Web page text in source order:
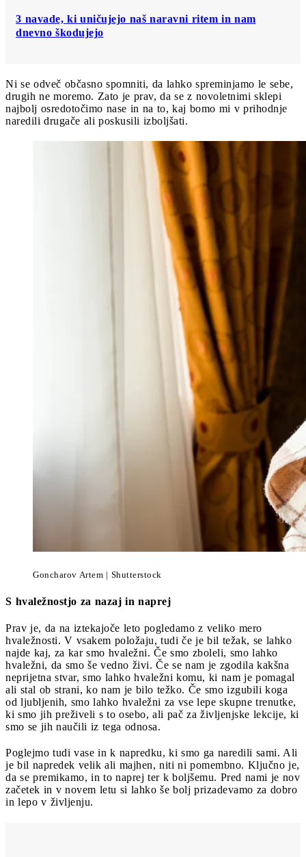
3 navade, ki uničujejo naš naravni ritem in nam
dnevno škodujejo
Ni se odveč občasno spomniti, da lahko spreminjamo le sebe,
drugih ne moremo. Zato je prav, da se z novoletnimi sklepi
najbolj osredotočimo nase in na to, kaj bomo mi v prihodnje
naredili drugače ali poskusili izboljšati.
Goncharov Artem | Shutterstock
S hvaležnostjo za nazaj in naprej
Prav je, da na iztekajoče leto pogledamo z veliko mero
hvaležnosti. V vsakem položaju, tudi če je bil težak, se lahko
najde kaj, za kar smo hvaležni. Če smo zboleli, smo lahko
hvaležni, da smo še vedno živi. Če se nam je zgodila kakšna
neprijetna stvar, smo lahko hvaležni komu, ki nam je pomagal
ali stal ob strani, ko nam je bilo težko. Če smo izgubili koga
od ljubljenih, smo lahko hvaležni za vse lepe skupne trenutke,
ki smo jih preživeli s to osebo, ali pač za življenjske lekcije, ki
smo se jih naučili iz tega odnosa.
Poglejmo tudi vase in k napredku, ki smo ga naredili sami. Ali
je bil napredek velik ali majhen, niti ni pomembno. Ključno je,
da se premikamo, in to naprej ter k boljšemu. Pred nami je nov
začetek in v novem letu si lahko še bolj prizadevamo za dobro
in lepo v življenju.